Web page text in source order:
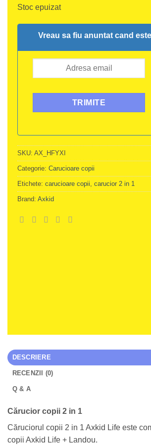
Stoc epuizat
Vreau sa fiu anuntat cand
SKU: AX_HFYXI
Categorie: Carucioare copii
Etichete: carucioare copii carucior 2 in 1
Brand: Axkid
DESCRIERE
RECENZII (0)
Q & A
Cărucior copii 2 in 1
Căruciorul copii 2 in 1 Axkid Life este
copii Axkid Life + Landou.